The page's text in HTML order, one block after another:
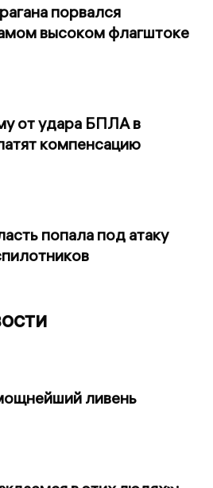
порвался
высоком флагштоке
от удара БПЛА в
компенсацию
попала под атаку
ливень